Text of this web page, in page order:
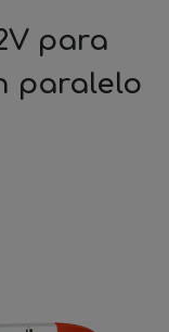
para
paralelo